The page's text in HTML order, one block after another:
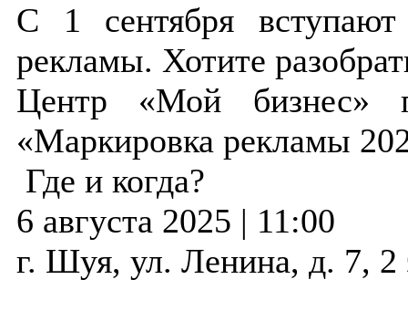
С 1 сентября
рекламы. Хотите
Центр «Мой бизнес»
«Маркировка рекламы
Где и когда?
6 августа 2025 | 11:00
г. Шуя, ул. Ленина, д. 7, 2